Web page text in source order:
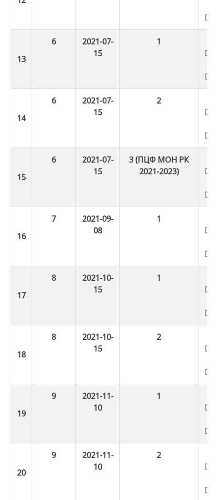
6
2021-07-
15
1
6
2021-07-
15
2
6
2021-07-
15
3 (ПЦФ МОН РК
2021-2023)
7
2021-09-
08
1
8
2021-10-
15
1
8
2021-10-
15
2
9
2021-11-
10
1
9
2021-11-
10
2